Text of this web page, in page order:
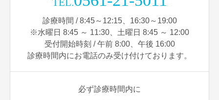
TEL.
診療時間 / 8:45～12:15、16:30～19:00
※水曜日 8:45 ～ 11:30、土曜日 8:45 ～ 12:00
受付開始時刻 / 午前 8:00、午後 16:00
診療時間内にお電話のみ受け付けております。
必ず診療時間内に